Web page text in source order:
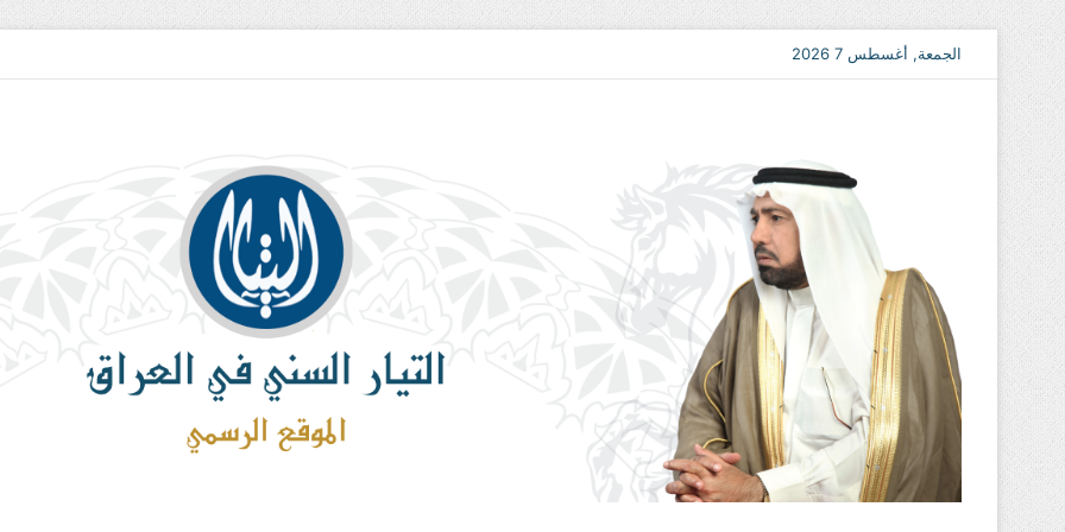
الجمعة, أغسطس 7 2026